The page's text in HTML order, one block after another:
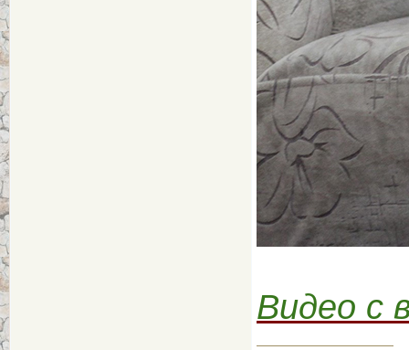
Видео с